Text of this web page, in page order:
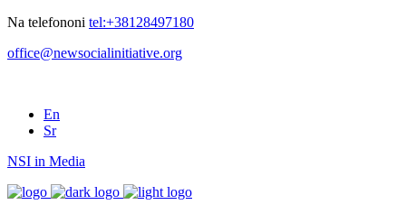
Na telefononi tel:+38128497180
office@newsocialinitiative.org
En
Sr
NSI in Media